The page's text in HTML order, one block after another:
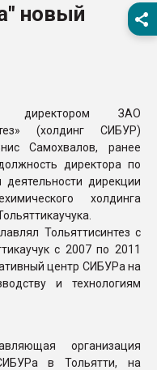
первый план в
бутылок
ПЕРЕЙТИ НА
новый
директором ЗАО
(холдинг СИБУР)
Самохвалов, ранее
директора по
деятельности дирекции
холдинга
Тольяттисинтез с
с 2007 по 2011
центр СИБУРа на
и технологиям
организация
в Тольятти, на